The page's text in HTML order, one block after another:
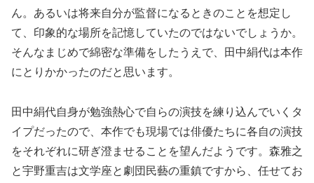
ん。あるいは将来自分が監督になるときのことを想定し
て、印象的な場所を記憶していたのではないでしょうか。
そんなまじめで綿密な準備をしたうえで、田中絹代は本作
にとりかかったのだと思います。
田中絹代自身が勉強熱心で自らの演技を練り込んでいくタ
イプだったので、本作でも現場では俳優たちに各自の演技
をそれぞれに研ぎ澄ませることを望んだようです。森雅之
と宇野重吉は文学座と劇団民藝の重鎮ですから、任せてお